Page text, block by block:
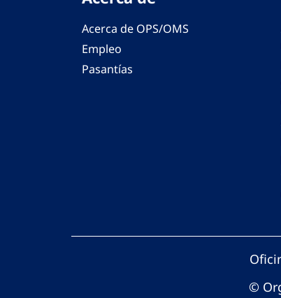
Acerca de OPS/OMS
Empleo
Pasantías
©